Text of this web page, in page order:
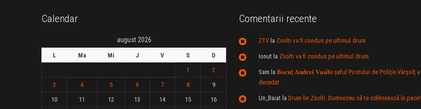
Calendar
august 2026
L Ma Mi J V S
D
1
2
3
4 5 6 7 8
9
10
11 12 13 14 15 16
Comentarii recente
ZTVla Zsolti va fi condus pe ultimul drum
Ionut la Zsolti va fi condus pe ultimul drum
Sam la 𝐁𝐨𝐜𝐮ț 𝐀𝐧𝐝𝐫𝐞𝐢 𝐕𝐚𝐬𝐢𝐥e şeful Postului de Poliție Vârșolț a
decedat
Un_Baiat la Drum lin Zsolti. Dumnezeu sã te odihneascã în pace!